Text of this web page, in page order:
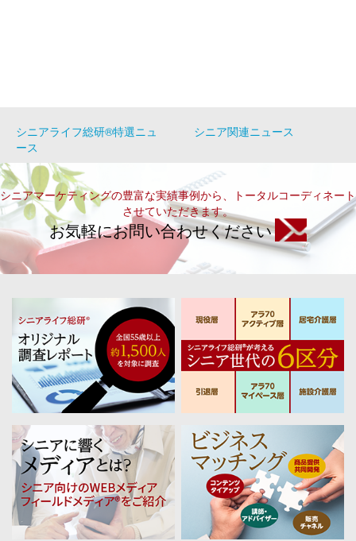
シニアライフ総研®特選ニュ
ース
シニア関連ニュース
シニアマーケティングの豊富な実績事例から、トータルコーディネート
させていただきます。
お気軽にお問い合わせください